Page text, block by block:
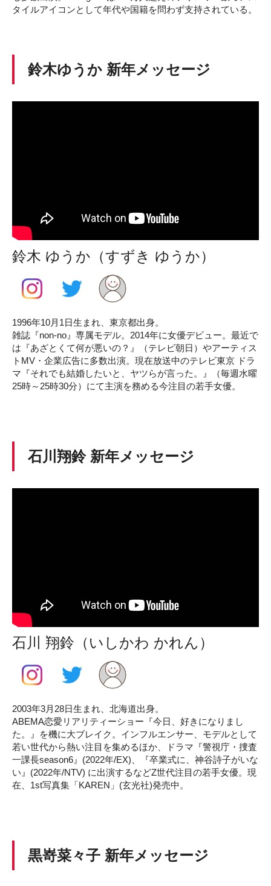
タイルアイコンとして年代や国籍を問わず支持されている。
鈴木ゆうか 新年メッセージ
鈴木 ゆうか（すずき ゆうか）
1996年10月1日生まれ、東京都出身。
雑誌『non-no』専属モデル。2014年に女優デビュー。最近で
は『あざとくて何が悪いの？』（テレビ朝日）やアーティス
トMV・企業広告に多数出演。現在放送中のテレビ東京 ドラ
マ『それでも結婚したいと、ヤツらが言った。』（毎週水曜
25時～25時30分）にて主演を務める今注目の若手女優。
石川翔鈴 新年メッセージ
石川 翔鈴（いしかわ かれん）
2003年3月28日生まれ、北海道出身。
ABEMA恋愛リアリティーショー『今日、好きになりまし
た。』を機に大ブレイク。インフルエンサー、モデルとして
若い世代から熱い注目を集めるほか、ドラマ『警視庁・捜査
一課長season6』(2022年/EX)、『卒業式に、神谷詩子がいな
い』(2022年/NTV) に出演するなどZ世代注目の若手女優。現
在、1st写真集「KAREN」(玄光社)発売中。
黒嵜菜々子 新年メッセージ